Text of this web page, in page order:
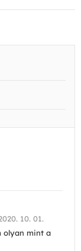
10. 01.
olyan mint a